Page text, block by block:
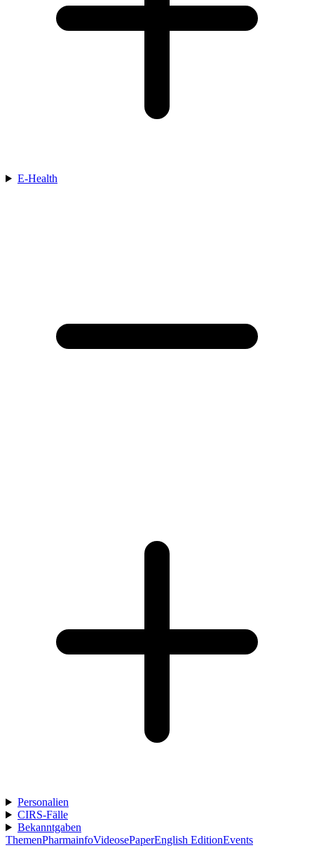
E-Health
Personalien
CIRS-Fälle
Bekanntgaben
ThemenPharmainfoVideosePaperEnglish EditionEvents